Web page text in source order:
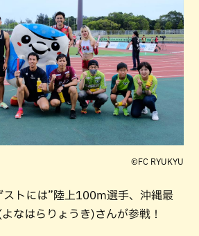
©︎FC RYUKYU
ストには”陸上100m選手、沖縄最
なはらりょうき)さんが参戦！